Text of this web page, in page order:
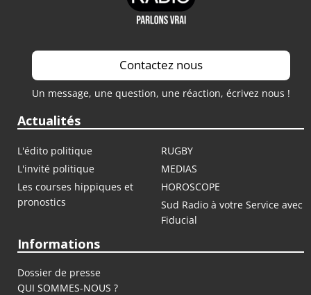
Contactez nous
Un message, une question, une réaction, écrivez nous !
Actualités
L'édito politique
RUGBY
L'invité politique
MEDIAS
Les courses hippiques et
pronostics
HOROSCOPE
Sud Radio à votre Service avec
Fiducial
Informations
Dossier de presse
QUI SOMMES-NOUS ?